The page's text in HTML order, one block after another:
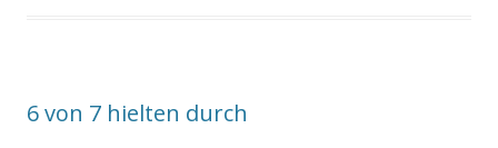
6 von 7 hielten durch